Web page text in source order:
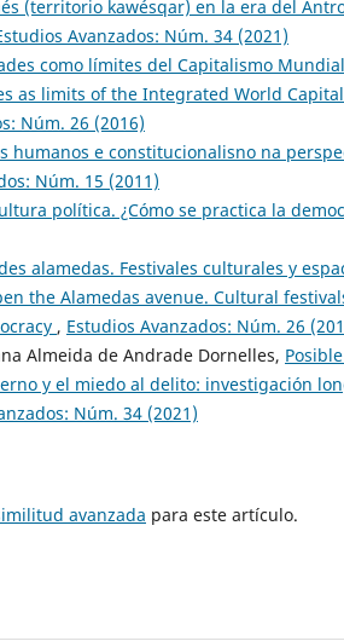
(territorio kawésqar) en la era del
Avanzados: Núm. 34 (2021)
como límites del Capitalismo
as limits of the Integrated World
Núm. 26 (2016)
humanos e constitucionalisno na
Núm. 15 (2011)
política. ¿Cómo se practica la
alamedas. Festivales culturales y
the Alamedas avenue. Cultural
, Estudios Avanzados: Núm. 26
Almeida de Andrade Dornelles,
y el miedo al delito: investigación
Núm. 34 (2021)
avanzada para este artículo.